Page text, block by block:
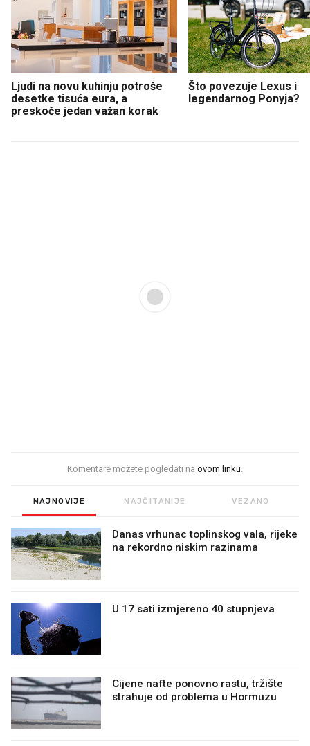
Ljudi na novu kuhinju potroše
desetke tisuća eura, a
preskoče jedan važan korak
Što povezuje Lexus i
legendarnog Ponyja?
Komentare možete pogledati na ovom linku.
NAJNOVIJE NAJČITANIJE VEZANO
Danas vrhunac toplinskog vala, rijeke
na rekordno niskim razinama
U 17 sati izmjereno 40 stupnjeva
Cijene nafte ponovno rastu, tržište
strahuje od problema u Hormuzu